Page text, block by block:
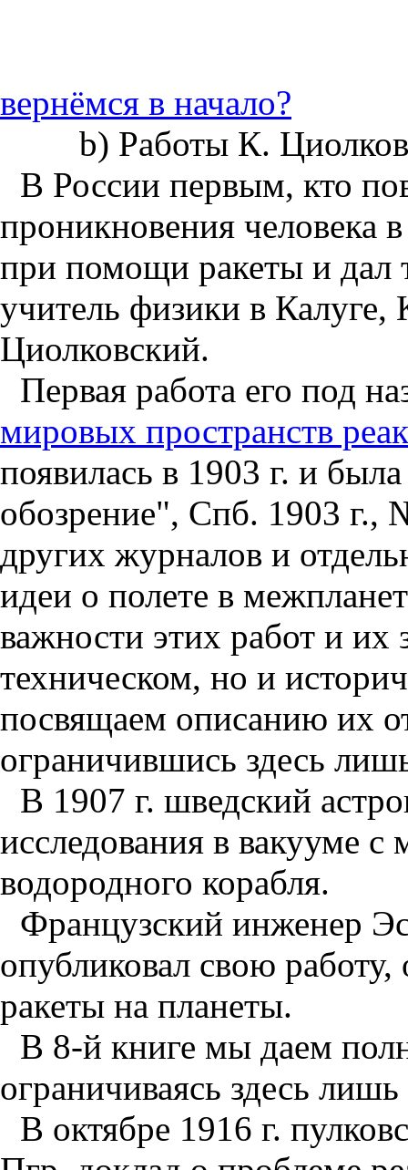
вернёмся в начало?
b) Работы К.
В России первым, кто
проникновения человека
при помощи ракеты и дал
учитель физики в Калуге,
Циолковский.
Первая работа его под
мировых пространств
появилась в 1903 г. и
обозрение", Спб. 1903 г.,
других журналов и
идеи о полете в
важности этих работ и их
техническом, но и
посвящаем описанию их
ограничившись здесь
В 1907 г. шведский
исследования в вакууме
водородного корабля.
Французский инженер
опубликовал свою
ракеты на планеты.
В 8-й книге мы даем
ограничиваясь здесь
В октябре 1916 г.